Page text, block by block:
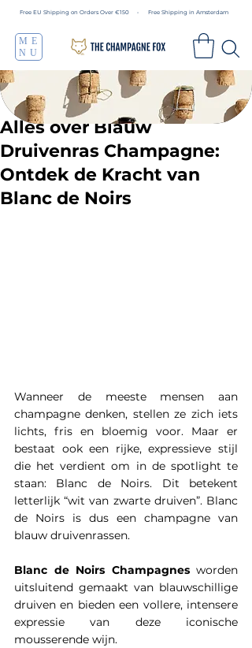
Free EU Shipping on Orders Over €150 • Free Shipping in Amsterdam
ME
NU
Alles over Blauw
Druivenras Champagne:
Ontdek de Kracht van
Blanc de Noirs
Wanneer de meeste mensen aan
champagne denken, stellen ze zich iets
lichts, fris en bloemig voor. Maar er
bestaat ook een rijke, expressieve stijl
die het verdient om in de spotlight te
staan: Blanc de Noirs. Dit betekent
letterlijk “wit van zwarte druiven”. Blanc
de Noirs is dus een champagne van
blauw druivenrassen.
Blanc de Noirs Champagnes worden
uitsluitend gemaakt van blauwschillige
druiven en bieden een vollere, intensere
expressie van deze iconische
mousserende wijn.